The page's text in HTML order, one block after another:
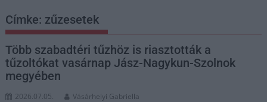
Címke: zűzesetek
Több szabadtéri tűzhöz is riasztották a
tűzoltókat vasárnap Jász-Nagykun-Szolnok
megyében
2026.07.05. Vásárhelyi Gabriella